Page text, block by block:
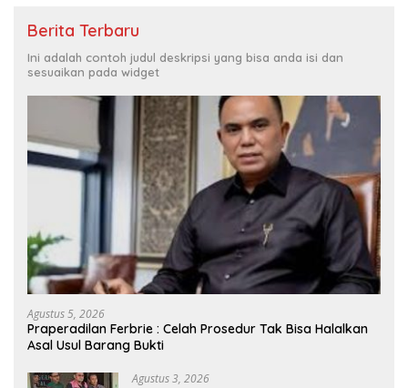
Berita Terbaru
Ini adalah contoh judul deskripsi yang bisa anda isi dan
sesuaikan pada widget
Agustus 5, 2026
Praperadilan Ferbrie : Celah Prosedur Tak Bisa Halalkan
Asal Usul Barang Bukti
Agustus 3, 2026